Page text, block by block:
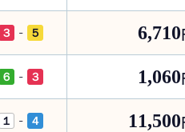
３ - ５ 6,710
６ - ３ 1,060
１ - ４ 11,500